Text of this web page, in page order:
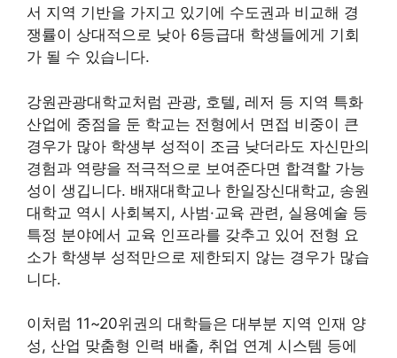
서 지역 기반을 가지고 있기에 수도권과 비교해 경
쟁률이 상대적으로 낮아 6등급대 학생들에게 기회
가 될 수 있습니다.
강원관광대학교처럼 관광, 호텔, 레저 등 지역 특화
산업에 중점을 둔 학교는 전형에서 면접 비중이 큰
경우가 많아 학생부 성적이 조금 낮더라도 자신만의
경험과 역량을 적극적으로 보여준다면 합격할 가능
성이 생깁니다. 배재대학교나 한일장신대학교, 송원
대학교 역시 사회복지, 사범·교육 관련, 실용예술 등
특정 분야에서 교육 인프라를 갖추고 있어 전형 요
소가 학생부 성적만으로 제한되지 않는 경우가 많습
니다.
이처럼 11~20위권의 대학들은 대부분 지역 인재 양
성, 산업 맞춤형 인력 배출, 취업 연계 시스템 등에